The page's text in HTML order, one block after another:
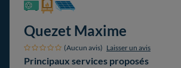
Quezet Maxime
(Aucun avis) Laisser un avis
Principaux services proposés